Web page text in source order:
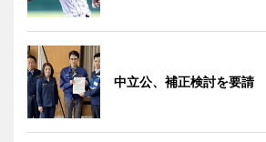
中立公、補正検討を要請